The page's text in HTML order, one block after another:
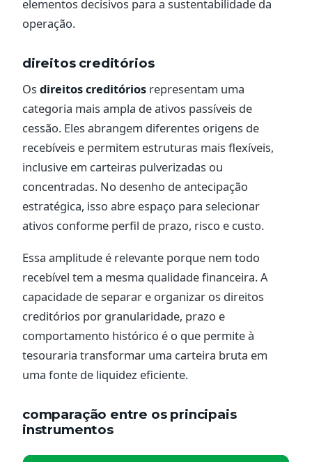
elementos decisivos para a sustentabilidade da
operação.
direitos creditórios
Os direitos creditórios representam uma
categoria mais ampla de ativos passíveis de
cessão. Eles abrangem diferentes origens de
recebíveis e permitem estruturas mais flexíveis,
inclusive em carteiras pulverizadas ou
concentradas. No desenho de antecipação
estratégica, isso abre espaço para selecionar
ativos conforme perfil de prazo, risco e custo.
Essa amplitude é relevante porque nem todo
recebível tem a mesma qualidade financeira. A
capacidade de separar e organizar os direitos
creditórios por granularidade, prazo e
comportamento histórico é o que permite à
tesouraria transformar uma carteira bruta em
uma fonte de liquidez eficiente.
comparação entre os principais
instrumentos